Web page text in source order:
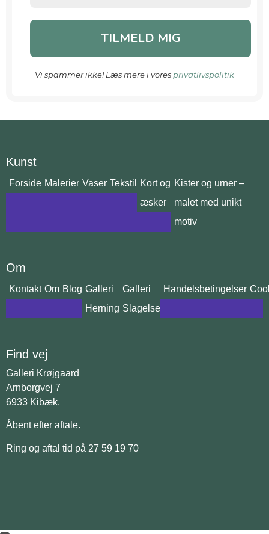
Vi spammer ikke! Læs mere i voresprivatlivspolitik
Kunst
Forside Malerier Vaser Tekstil
Kort og
æsker
Kister og urner –
malet med unikt
motiv
Om
Kontakt Om Blog Galleri
Herning
Galleri
Slagelse
Handelsbetingelser
Find vej
Galleri Krøjgaard
Arnborgvej 7
6933 Kibæk.
Åbent efter aftale.
Ring og aftal tid på 27 59 19 70